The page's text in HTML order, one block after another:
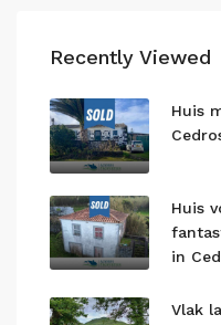
Recently Viewed
Huis
Huis
in
Vlak